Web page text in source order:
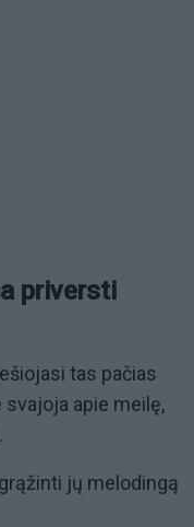
priversti
tas pačias
apie meilę,
jų melodingą